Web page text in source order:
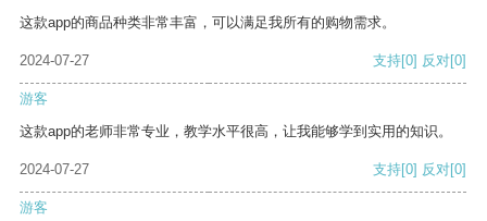
这款app的商品种类非常丰富，可以满足我所有的购物需求。
2024-07-27 支持[0] 反对[0]
游客
这款app的老师非常专业，教学水平很高，让我能够学到实用的知识。
2024-07-27 支持[0] 反对[0]
游客